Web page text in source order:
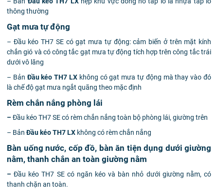
thông thường
Gạt mưa tự động
– Đầu kéo TH7 SE có gạt mưa tự động: cảm biến ở trên mặt kính
chắn gió và có công tắc gạt mưa tự động tích hợp trên công tắc trái
dưới vô lăng
– BảnĐầu kéo TH7 LX không có gạt mưa tự động mà thay vào đó
là chế độ gạt mưa ngắt quãng theo mặc định
Rèm chắn nắng phòng lái
–Đầu kéo TH7 SE có rèm chắn nắng toàn bộ phòng lái, giường trên
– BảnĐầu kéo TH7 LX không có rèm chắn nắng
Bàn uống nước, cốp đồ, bàn ăn tiện dụng dưới giường
nằm, thanh chắn an toàn giường nằm
–Đầu kéo TH7 SE có ngăn kéo và bàn nhỏ dưới giường nằm, có
thanh chặn an toàn.